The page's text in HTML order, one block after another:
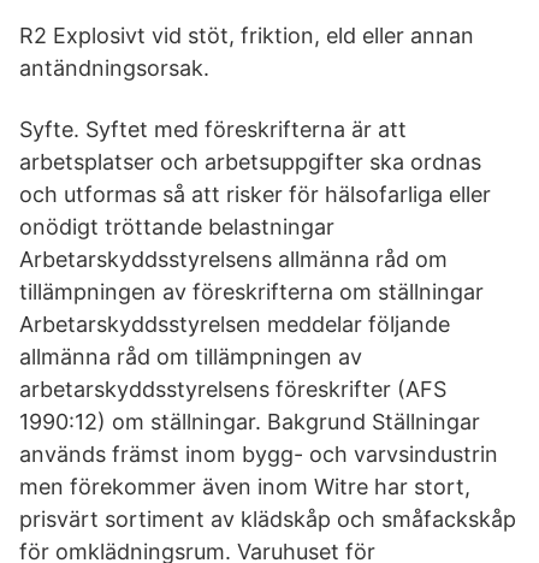
R2 Explosivt vid stöt, friktion, eld eller annan
antändningsorsak.
Syfte. Syftet med föreskrifterna är att
arbetsplatser och arbetsuppgifter ska ordnas
och utformas så att risker för hälsofarliga eller
onödigt tröttande belastningar
Arbetarskyddsstyrelsens allmänna råd om
tillämpningen av föreskrifterna om ställningar
Arbetarskyddsstyrelsen meddelar följande
allmänna råd om tillämpningen av
arbetarskyddsstyrelsens föreskrifter (AFS
1990:12) om ställningar. Bakgrund Ställningar
används främst inom bygg- och varvsindustrin
men förekommer även inom Witre har stort,
prisvärt sortiment av klädskåp och småfackskåp
för omklädningsrum. Varuhuset för